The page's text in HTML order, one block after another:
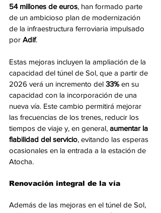
54 millones de euros, han formado parte
de un ambicioso plan de modernización
de la infraestructura ferroviaria impulsado
por Adif.
Estas mejoras incluyen la ampliación de la
capacidad del túnel de Sol, que a partir de
2026 verá un incremento del 33% en su
capacidad con la incorporación de una
nueva vía. Este cambio permitirá mejorar
las frecuencias de los trenes, reducir los
tiempos de viaje y, en general, aumentar la
fiabilidad del servicio, evitando las esperas
ocasionales en la entrada a la estación de
Atocha.
Renovación integral de la vía
Además de las mejoras en el túnel de Sol,